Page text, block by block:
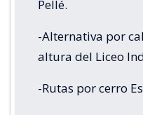
Pellé.
-Alternativa por
altura del Liceo
-Rutas por cerro